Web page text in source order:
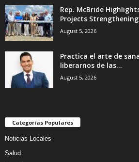
Rep. McBride
Projects
August 5, 2026
Practica el arte de
liberarnos de las...
August 5, 2026
Categorías Populares
Noticias Locales
Salud